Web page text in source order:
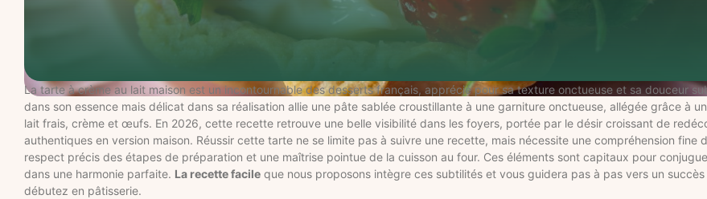
La tarte à crème au lait maison est un incontournable des desserts français, apprécié pour sa texture onctueuse et sa douceur
dans son essence mais délicat dans sa réalisation allie une pâte sablée croustillante à une garniture onctueuse, allégée grâce à
lait frais, crème et œufs. En 2026, cette recette retrouve une belle visibilité dans les foyers, portée par le désir croissant de
authentiques en version maison. Réussir cette tarte ne se limite pas à suivre une recette, mais nécessite une compréhension fine
respect précis des étapes de préparation et une maîtrise pointue de la cuisson au four. Ces éléments sont capitaux pour
dans une harmonie parfaite. La recette facile que nous proposons intègre ces subtilités et vous guidera pas à pas vers un
débutez en pâtisserie.